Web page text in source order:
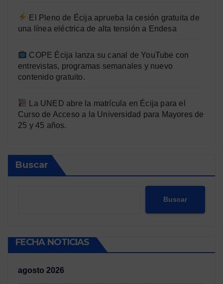
El Pleno de Écija aprueba la cesión gratuita de
una línea eléctrica de alta tensión a Endesa
COPE Écija lanza su canal de YouTube con
entrevistas, programas semanales y nuevo
contenido gratuito.
La UNED abre la matrícula en Écija para el
Curso de Acceso a la Universidad para Mayores de
25 y 45 años.
Buscar
Buscar
FECHA NOTICIAS
agosto 2026